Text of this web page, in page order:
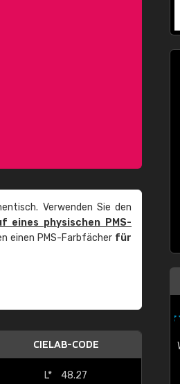
Verwenden Sie den
eines physischen PMS-
einen PMS-Farbfächer für
CIELAB-CODE
L*
48.27
man es sich wünscht, gute Ware,